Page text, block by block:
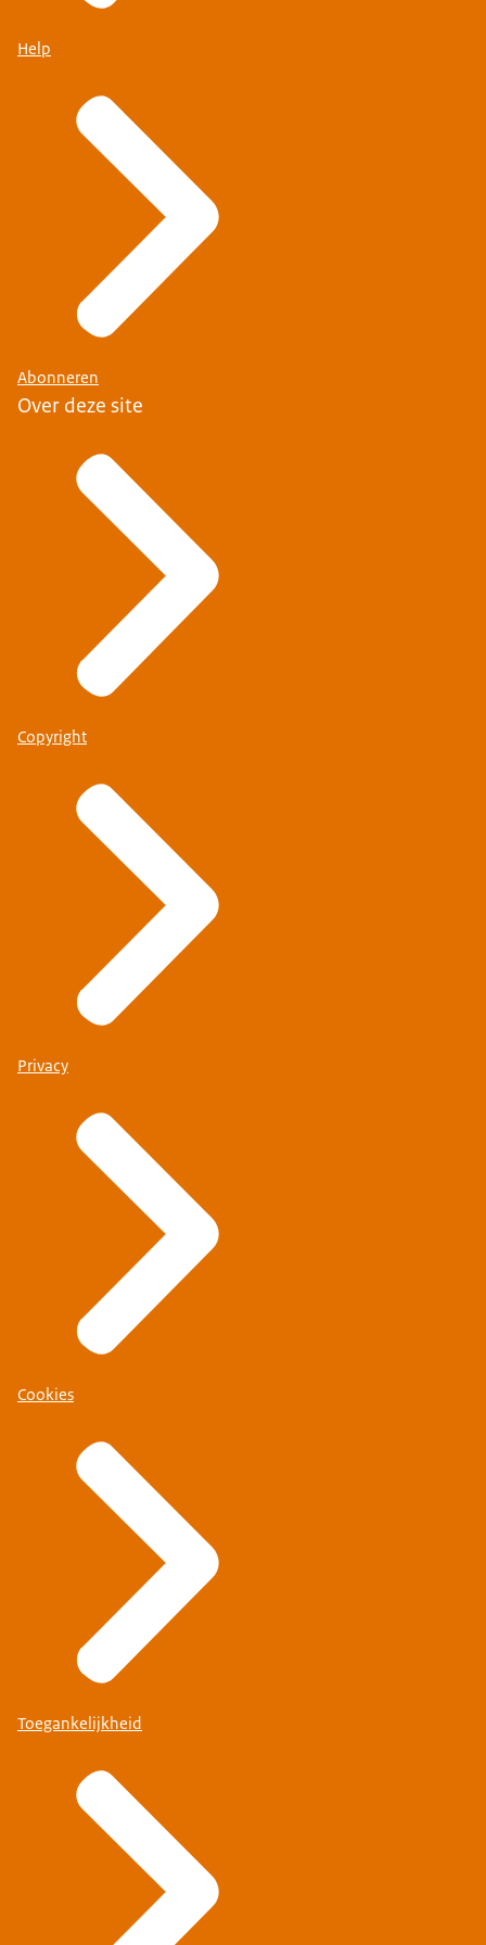
Help
Abonneren
Over deze site
Copyright
Privacy
Cookies
Toegankelijkheid